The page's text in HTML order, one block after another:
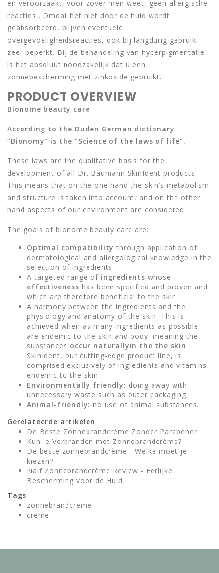
en veroorzaakt, voor zover men weet, geen allergische
reacties . Omdat het niet door de huid wordt
geabsorbeerd, blijven eventuele
overgevoeligheidsreacties, ook bij langdurig gebruik
zeer beperkt. Bij de behandeling van hyperpigmentatie
is het absoluut noodzakelijk dat u een
zonnebescherming met zinkoxide gebruikt.
PRODUCT OVERVIEW
Bionome beauty care
According to the Duden German dictionary
“Bionomy” is the “Science of the laws of life”.
These laws are the qualitative basis for the
development of all Dr. Baumann SkinIdent products.
This means that on the one hand the skin’s metabolism
and structure is taken into account, and on the other
hand aspects of our environment are considered.
The goals of bionome beauty care are:
Optimal compatibility through application of
dermatological and allergological knowledge in the
selection of ingredients.
A targeted range of ingredients whose
effectiveness has been specified and proven and
which are therefore beneficial to the skin.
A harmony between the ingredients and the
physiology and anatomy of the skin. This is
achieved when as many ingredients as possible
are endemic to the skin and body, meaning the
substances occur naturallyin the the skin.
SkinIdent, our cutting-edge product line, is
comprised exclusively of ingredients and vitamins
endemic to the skin.
Environmentally friendly: doing away with
unnecessary waste such as outer packaging.
Animal-friendly: no use of animal substances.
Gerelateerde artikelen
De Beste Zonnebrandcrème Zonder Parabenen
Kun Je Verbranden met Zonnebrandcrème?
De beste zonnebrandcrème - Welke moet je
kiezen?
Naif Zonnebrandcrème Review - Eerlijke
Bescherming voor de Huid
Tags
zonnebrandcreme
creme